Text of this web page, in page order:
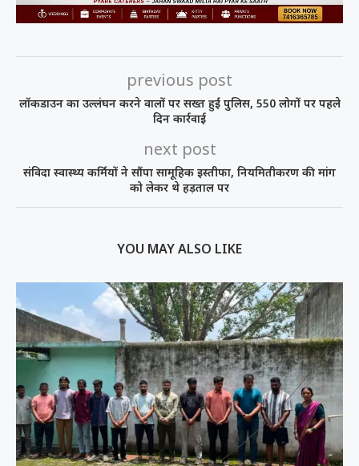
previous post
लॉकडाउन का उल्लंघन करने वालों पर सख्त हुई पुलिस, 550 लोगों पर पहले
दिन कार्रवाई
next post
संविदा स्वास्थ्य कर्मियों ने सौंपा सामूहिक इस्तीफा, नियमितीकरण की मांग
को लेकर थे हड़ताल पर
YOU MAY ALSO LIKE